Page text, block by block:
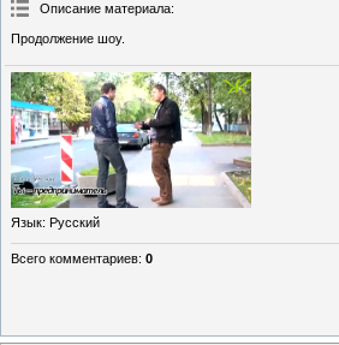
Описание материала:
Продолжение шоу.
Язык: Русский
Всего комментариев: 0